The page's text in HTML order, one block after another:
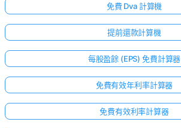
免費 Dva 計算機
提前還款計算機
每股盈餘 (EPS) 免費計算器
免費有效年利率計算器
免費有效利率計算器